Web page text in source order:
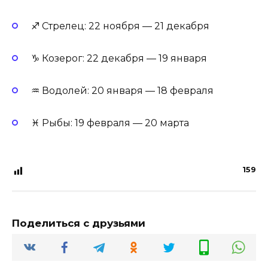
♐ Стрелец: 22 ноября — 21 декабря
♑ Козерог: 22 декабря — 19 января
♒ Водолей: 20 января — 18 февраля
♓ Рыбы: 19 февраля — 20 марта
159
Поделиться с друзьями